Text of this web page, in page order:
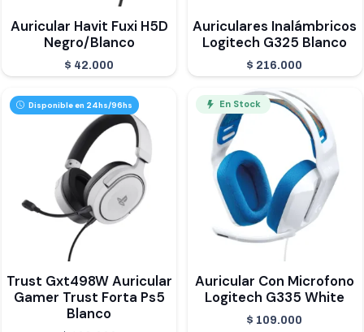
Auricular Havit Fuxi H5D
Negro/Blanco
$ 42.000
Auriculares Inalámbricos
Logitech G325 Blanco
$ 216.000
Disponible en 24hs/96hs
Trust Gxt498W Auricular
Gamer Trust Forta Ps5
Blanco
En Stock
Auricular Con Microfono
Logitech G335 White
$ 109.000